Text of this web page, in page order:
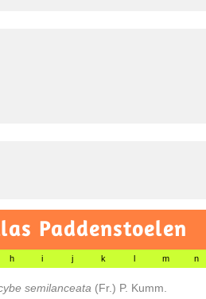
Paddenstoelen
h i j k l m n
semilanceata (Fr.) P. Kumm.